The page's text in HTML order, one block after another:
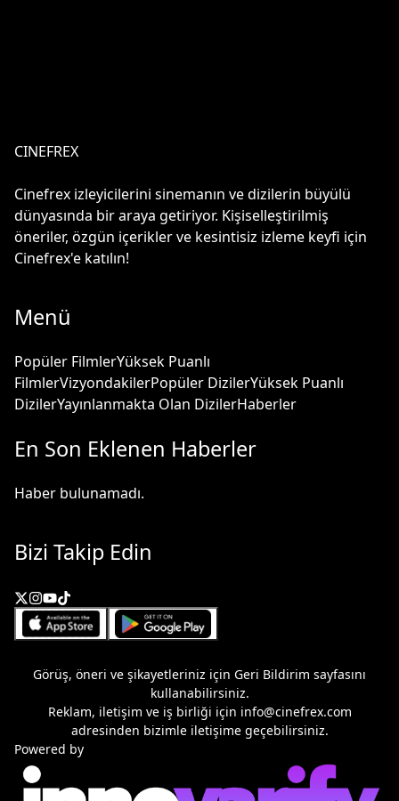
CINEFREX
Cinefrex izleyicilerini sinemanın ve dizilerin büyülü
dünyasında bir araya getiriyor. Kişiselleştirilmiş
öneriler, özgün içerikler ve kesintisiz izleme keyfi için
Cinefrex'e katılın!
Menü
Popüler FilmlerYüksek Puanlı
FilmlerVizyondakilerPopüler DizilerYüksek Puanlı
DizilerYayınlanmakta Olan DizilerHaberler
En Son Eklenen Haberler
Haber bulunamadı.
Bizi Takip Edin
Görüş, öneri ve şikayetleriniz için Geri Bildirim sayfasını
kullanabilirsiniz.
Reklam, iletişim ve iş birliği için info@cinefrex.com
adresinden bizimle iletişime geçebilirsiniz.
Powered by